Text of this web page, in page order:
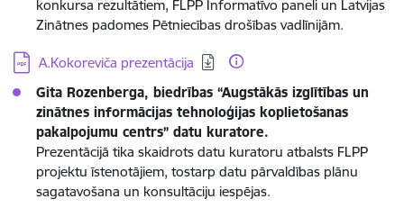
konkursa rezultātiem, FLPP Informatīvo paneli un Latvijas
Zinātnes padomes Pētniecības drošības vadlīnijām.
Lejupielādēt:
A.Kokoreviča prezentācija
Gita Rozenberga, biedrības “Augstākās izglītības un
zinātnes informācijas tehnoloģijas koplietošanas
pakalpojumu centrs” datu kuratore.
Prezentācijā tika skaidrots datu kuratoru atbalsts FLPP
projektu īstenotājiem, tostarp datu pārvaldības plānu
sagatavošana un konsultāciju iespējas.